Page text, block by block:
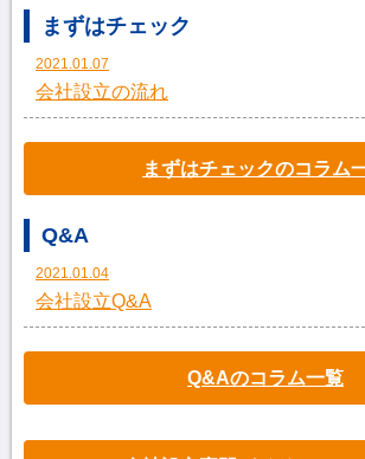
まずはチェック
2021.01.07
会社設立の流れ
まずはチェックのコラム
Q&A
2021.01.04
会社設立Q&A
Q&Aのコラム一覧